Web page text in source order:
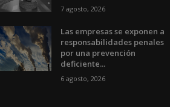
7 agosto, 2026
Las empresas se exponen a
responsabilidades penales
por una prevención
deficiente...
6 agosto, 2026